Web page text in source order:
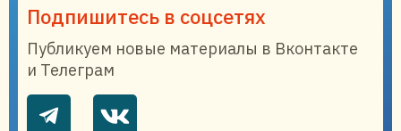
Подпишитесь в соцсетях
Публикуем новые материалы в Вконтакте
и Телеграм